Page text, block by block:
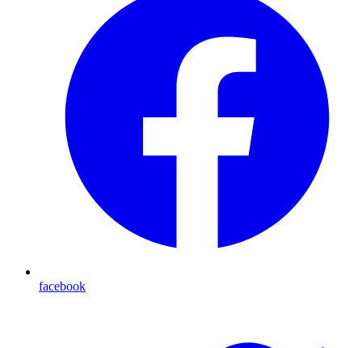
facebook